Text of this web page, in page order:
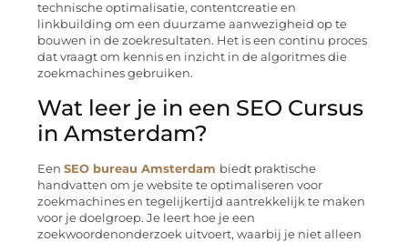
technische optimalisatie, contentcreatie en
linkbuilding om een duurzame aanwezigheid op te
bouwen in de zoekresultaten. Het is een continu proces
dat vraagt om kennis en inzicht in de algoritmes die
zoekmachines gebruiken.
Wat leer je in een SEO Cursus
in Amsterdam?
Een SEO bureau Amsterdam biedt praktische
handvatten om je website te optimaliseren voor
zoekmachines en tegelijkertijd aantrekkelijk te maken
voor je doelgroep. Je leert hoe je een
zoekwoordenonderzoek uitvoert, waarbij je niet alleen